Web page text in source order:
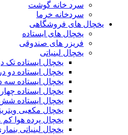
سرد خانه گوشت
سردخانه خرما
یخچال های فروشگاهی
یخچال های ایستاده
فریزر های صندوقی
یخچال لبنیاتی
یخچال ایستاده تک
یخچال ایستاده دو
یخچال ایستاده سه
یخچال ایستاده
یخچال ایستاده
یخچال مکعبی
یخچال پرده هوا
یخچال لبنیاتی